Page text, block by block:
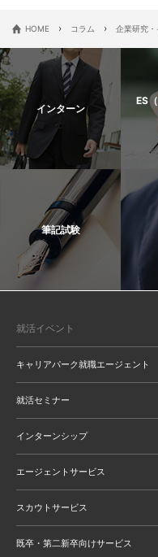
HOME › コラム › 企業研究
インターン
ES
筆記試験
就活イベント
キャリアパーク就職エージェント
就活セミナー
インターンシップ
エージェントサービス
スカウトサービス
既卒・第二新卒向けサービス